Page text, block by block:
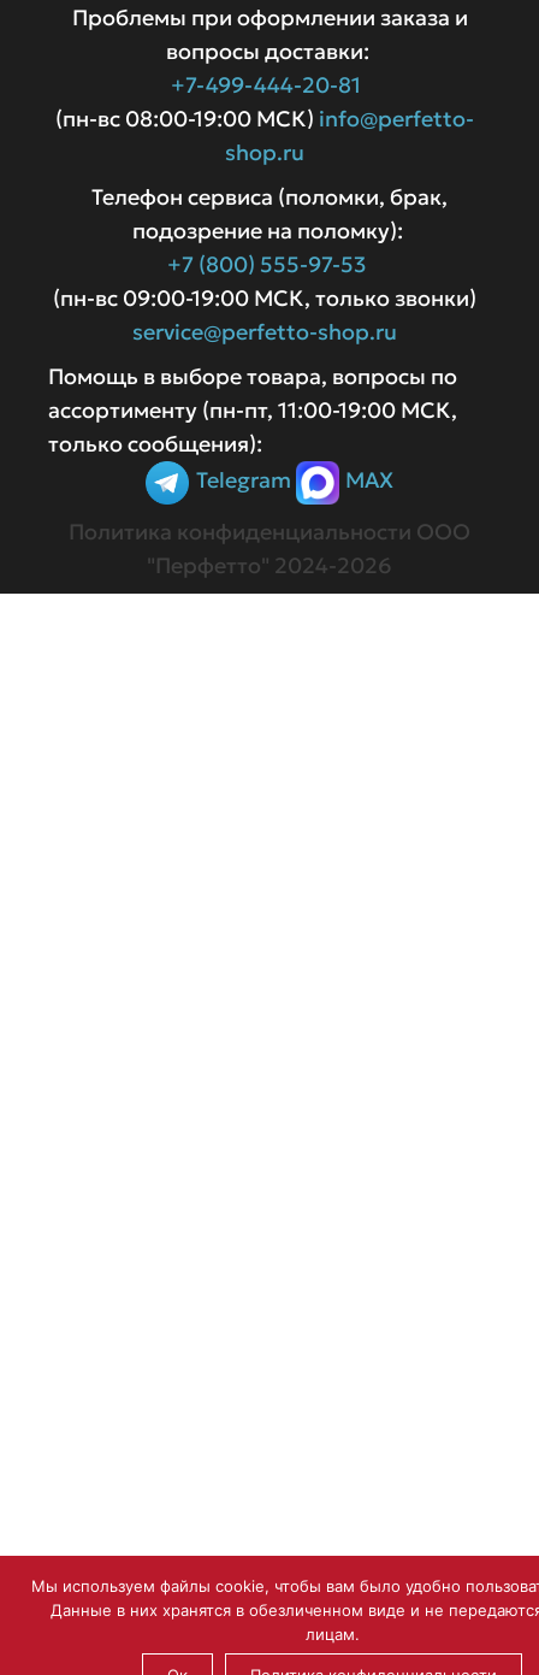
Проблемы при оформлении заказа и
вопросы доставки:
+7-499-444-20-81
(пн-вс 08:00-19:00 МСК) info@perfetto-
shop.ru
Телефон сервиса (поломки, брак,
подозрение на поломку):
+7 (800) 555-97-53
(пн-вс 09:00-19:00 МСК, только звонки)
service@perfetto-shop.ru
Помощь в выборе товара, вопросы по
ассортименту (пн-пт, 11:00-19:00 МСК,
только сообщения):
Telegram
MAX
Политика конфиденциальности ООО
"Перфетто" 2024-2026
Мы используем файлы cookie, чтобы вам было удобно
Данные в них хранятся в обезличенном виде и не
лицам.